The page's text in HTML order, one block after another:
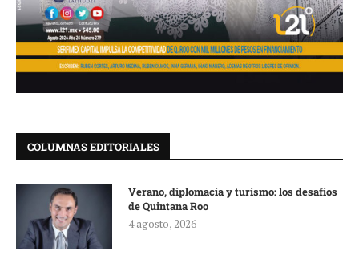
COLUMNAS EDITORIALES
Verano, diplomacia y turismo: los desafíos
de Quintana Roo
4 agosto, 2026